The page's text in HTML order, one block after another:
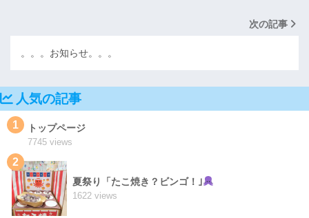
次の記事
。。。お知らせ。。。
人気の記事
1 トップページ
7745 views
2
夏祭り「たこ焼き？ビンゴ！｣
1622 views